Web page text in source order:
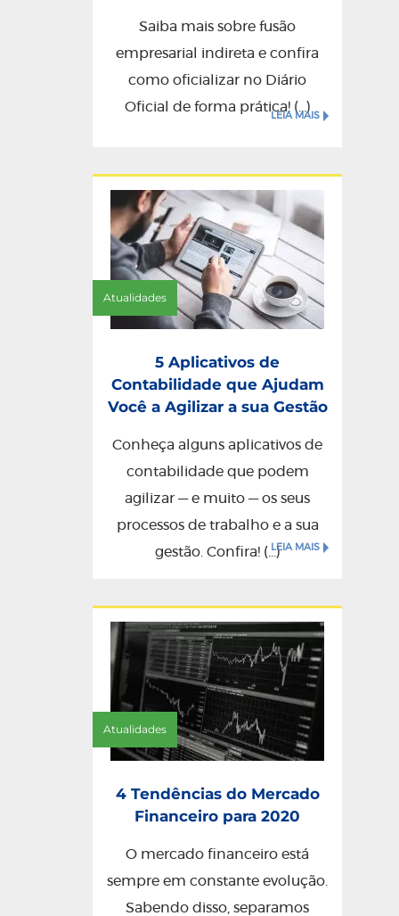
Saiba mais sobre fusão
empresarial indireta e confira
como oficializar no Diário
Oficial de forma prática! (...)
LEIA MAIS
Atualidades
5 Aplicativos de
Contabilidade que Ajudam
Você a Agilizar a sua Gestão
Conheça alguns aplicativos de
contabilidade que podem
agilizar — e muito — os seus
processos de trabalho e a sua
gestão. Confira! (...)LEIA MAIS
Atualidades
4 Tendências do Mercado
Financeiro para 2020
O mercado financeiro está
sempre em constante evolução.
Sabendo disso, separamos